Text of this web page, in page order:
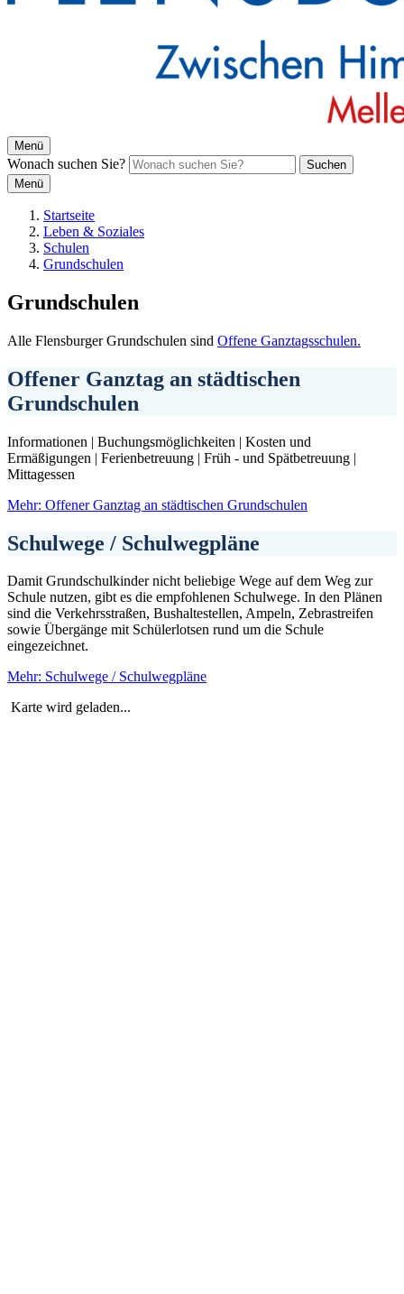
Menü
Wonach suchen Sie?
Suchen
Menü
Startseite
Leben & Soziales
Schulen
Grundschulen
Grundschulen
Alle Flensburger Grundschulen sind Offene Ganztagsschulen.
Offener Ganztag an städtischen
Grundschulen
Informationen | Buchungsmöglichkeiten | Kosten und
Ermäßigungen | Ferienbetreuung | Früh - und Spätbetreuung |
Mittagessen
Mehr: Offener Ganztag an städtischen Grundschulen
Schulwege / Schulwegpläne
Damit Grundschulkinder nicht beliebige Wege auf dem Weg zur
Schule nutzen, gibt es die empfohlenen Schulwege. In den Plänen
sind die Verkehrsstraßen, Bushaltestellen, Ampeln, Zebrastreifen
sowie Übergänge mit Schülerlotsen rund um die Schule
eingezeichnet.
Mehr: Schulwege / Schulwegpläne
Karte wird geladen...